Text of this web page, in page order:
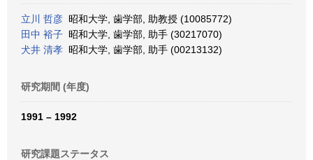
立川 哲彦 昭和大学, 歯学部, 助教授 (10085772)
田中 裕子 昭和大学, 歯学部, 助手 (30217070)
犬井 清孝 昭和大学, 歯学部, 助手 (00213132)
研究期間 (年度)
1991 – 1992
研究課題ステータス